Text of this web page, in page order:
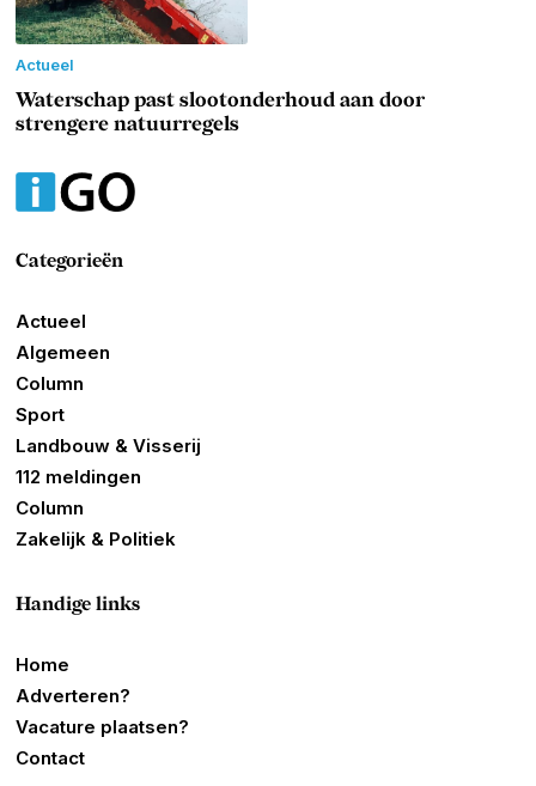
Actueel
Waterschap past slootonderhoud aan door
strengere natuurregels
Categorieën
Actueel
Algemeen
Column
Sport
Landbouw & Visserij
112 meldingen
Column
Zakelijk & Politiek
Handige links
Home
Adverteren?
Vacature plaatsen?
Contact